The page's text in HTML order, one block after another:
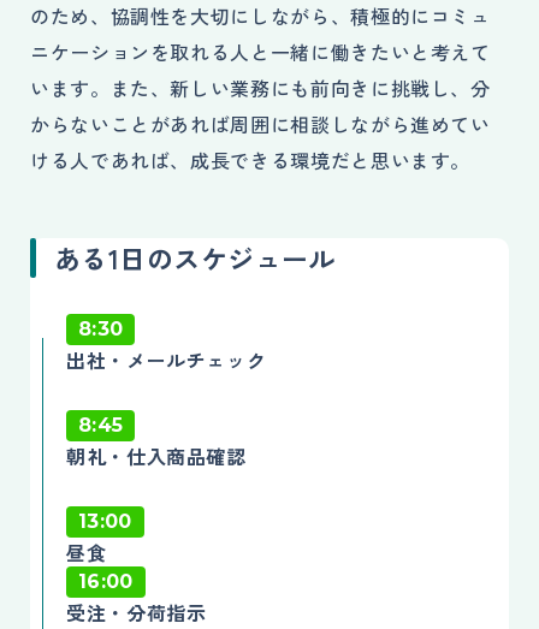
のため、協調性を大切にしながら、積極的にコミュ
ニケーションを取れる人と一緒に働きたいと考えて
います。また、新しい業務にも前向きに挑戦し、分
からないことがあれば周囲に相談しながら進めてい
ける人であれば、成長できる環境だと思います。
ある1日のスケジュール
8:30
出社・メールチェック
8:45
朝礼・仕入商品確認
13:00
昼食
16:00
受注・分荷指示